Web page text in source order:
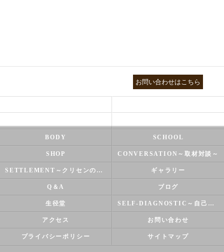
お問い合わせはこちら
BODY SCHOOL
SHOP CONVERSATION～取材対談～
SETTLEMENT～クリセンのズバリ解決シリーズ～ ギャラリー
Q＆A ブログ
生径堂 SELF-DIAGNOSTIC～自己診断～
アクセス お問い合わせ
プライバシーポリシー サイトマップ